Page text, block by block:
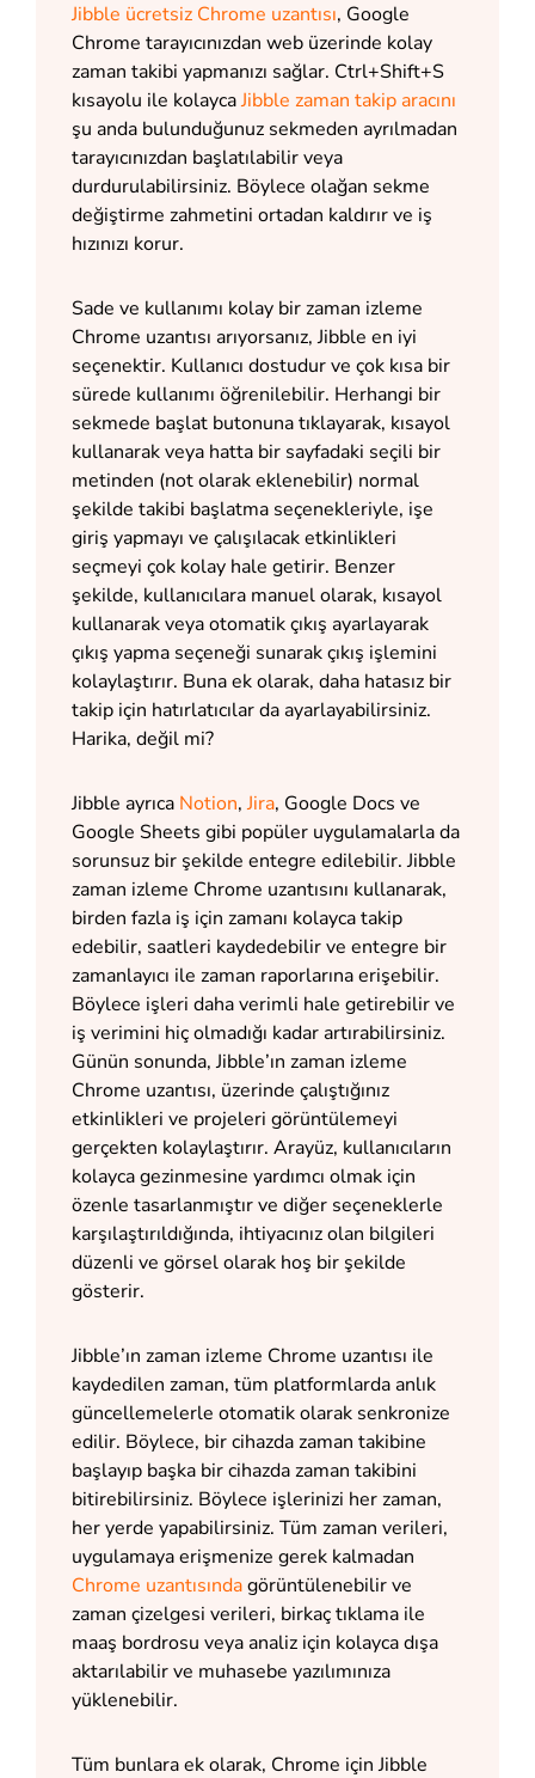
Jibble ücretsiz Chrome uzantısı, Google
Chrome tarayıcınızdan web üzerinde kolay
zaman takibi yapmanızı sağlar. Ctrl+Shift+S
kısayolu ile kolaycaJibble zaman takip aracını
şu anda bulunduğunuz sekmeden ayrılmadan
tarayıcınızdan başlatılabilir veya
durdurulabilirsiniz. Böylece olağan sekme
değiştirme zahmetini ortadan kaldırır ve iş
hızınızı korur.
Sade ve kullanımı kolay bir zaman izleme
Chrome uzantısı arıyorsanız, Jibble en iyi
seçenektir. Kullanıcı dostudur ve çok kısa bir
sürede kullanımı öğrenilebilir. Herhangi bir
sekmede başlat butonuna tıklayarak, kısayol
kullanarak veya hatta bir sayfadaki seçili bir
metinden (not olarak eklenebilir) normal
şekilde takibi başlatma seçenekleriyle, işe
giriş yapmayı ve çalışılacak etkinlikleri
seçmeyi çok kolay hale getirir. Benzer
şekilde, kullanıcılara manuel olarak, kısayol
kullanarak veya otomatik çıkış ayarlayarak
çıkış yapma seçeneği sunarak çıkış işlemini
kolaylaştırır. Buna ek olarak, daha hatasız bir
takip için hatırlatıcılar da ayarlayabilirsiniz.
Harika, değil mi?
Jibble ayrıca Notion,Jira, Google Docs ve
Google Sheets gibi popüler uygulamalarla da
sorunsuz bir şekilde entegre edilebilir. Jibble
zaman izleme Chrome uzantısını kullanarak,
birden fazla iş için zamanı kolayca takip
edebilir, saatleri kaydedebilir ve entegre bir
zamanlayıcı ile zaman raporlarına erişebilir.
Böylece işleri daha verimli hale getirebilir ve
iş verimini hiç olmadığı kadar artırabilirsiniz.
Günün sonunda, Jibble’ın zaman izleme
Chrome uzantısı, üzerinde çalıştığınız
etkinlikleri ve projeleri görüntülemeyi
gerçekten kolaylaştırır. Arayüz, kullanıcıların
kolayca gezinmesine yardımcı olmak için
özenle tasarlanmıştır ve diğer seçeneklerle
karşılaştırıldığında, ihtiyacınız olan bilgileri
düzenli ve görsel olarak hoş bir şekilde
gösterir.
Jibble’ın zaman izleme Chrome uzantısı ile
kaydedilen zaman, tüm platformlarda anlık
güncellemelerle otomatik olarak senkronize
edilir. Böylece, bir cihazda zaman takibine
başlayıp başka bir cihazda zaman takibini
bitirebilirsiniz. Böylece işlerinizi her zaman,
her yerde yapabilirsiniz. Tüm zaman verileri,
uygulamaya erişmenize gerek kalmadan
Chrome uzantısındagörüntülenebilir ve
zaman çizelgesi verileri, birkaç tıklama ile
maaş bordrosu veya analiz için kolayca dışa
aktarılabilir ve muhasebe yazılımınıza
yüklenebilir.
Tüm bunlara ek olarak, Chrome için Jibble